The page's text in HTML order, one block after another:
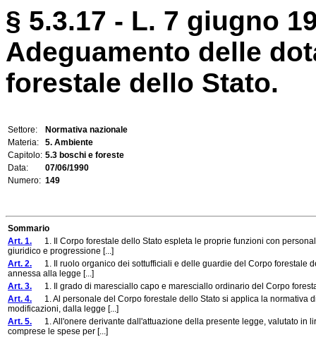
§ 5.3.17 - L. 7 giugno
Adeguamento delle
forestale dello Stato.
Settore:
Normativa nazionale
Materia:
5. Ambiente
Capitolo: 5.3 boschi e foreste
Data:
07/06/1990
Numero: 149
Sommario
Art. 1. 1. Il Corpo forestale dello Stato espleta le proprie funzioni con
giuridico e progressione [...]
Art. 2. 1. Il ruolo organico dei sottufficiali e delle guardie del Corpo forestale
annessa alla legge [...]
Art. 3. 1. Il grado di maresciallo capo e maresciallo ordinario del Corpo
Art. 4. 1. Al personale del Corpo forestale dello Stato si applica la normativa
modificazioni, dalla legge [...]
Art. 5. 1. All'onere derivante dall'attuazione della presente legge, valutato in
comprese le spese per [...]